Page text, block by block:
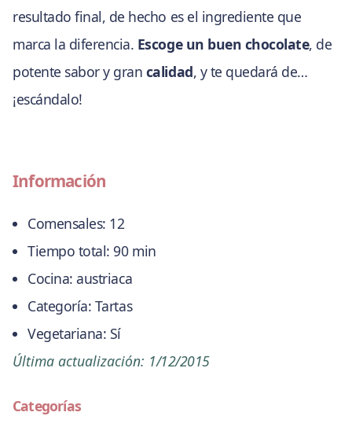
resultado final, de hecho es el ingrediente que
marca la diferencia. Escoge un buen chocolate, de
potente sabor y gran calidad, y te quedará de…
¡escándalo!
Información
Comensales: 12
Tiempo total: 90 min
Cocina: austriaca
Categoría: Tartas
Vegetariana: Sí
Última actualización: 1/12/2015
Categorías